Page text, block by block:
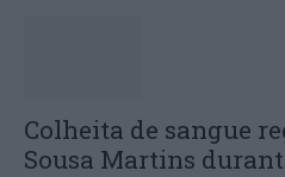
Colheita de sangue
Sousa Martins